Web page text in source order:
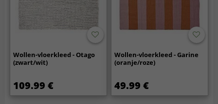
Wollen-vloerkleed - Otago
(zwart/wit)
109.99 €
Wollen-vloerkleed - Garine
(oranje/roze)
49.99 €